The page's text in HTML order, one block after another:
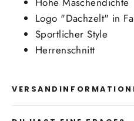
Logo "Dachzelt" in
Sportlicher Style
Herrenschnitt